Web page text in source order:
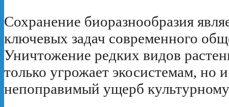
Сохранение биоразнообразия
ключевых задач современного
Уничтожение редких видов
только угрожает экосистемам, но
непоправимый ущерб